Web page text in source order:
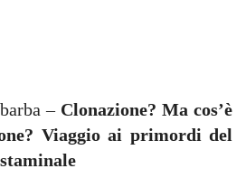
– Clonazione? Ma cos’è
Viaggio ai primordi del